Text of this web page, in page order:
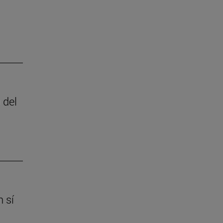
sí